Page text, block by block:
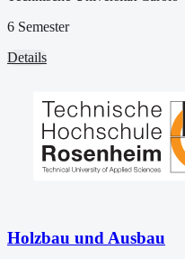
6 Semester
Details
Holzbau und Ausbau